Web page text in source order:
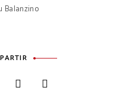
Balanzino